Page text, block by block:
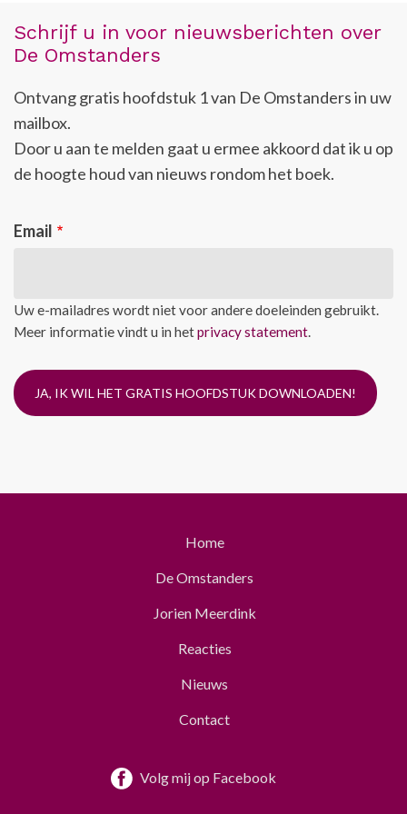
Schrijf u in voor nieuwsberichten over
De Omstanders
Ontvang gratis hoofdstuk 1 van De Omstanders in uw
mailbox.
Door u aan te melden gaat u ermee akkoord dat ik u op
de hoogte houd van nieuws rondom het boek.
Email
Uw e-mailadres wordt niet voor andere doeleinden gebruikt.
Meer informatie vindt u in hetprivacy statement.
Home
De Omstanders
Jorien Meerdink
Reacties
Nieuws
Contact
Volg mij op Facebook